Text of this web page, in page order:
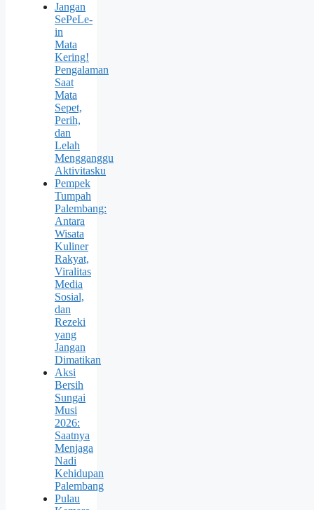
Jangan
SePeLe-
in
Mata
Kering!
Pengalaman
Saat
Mata
Sepet,
Perih,
dan
Lelah
Mengganggu
Aktivitasku
Pempek
Tumpah
Palembang:
Antara
Wisata
Kuliner
Rakyat,
Viralitas
Media
Sosial,
dan
Rezeki
yang
Jangan
Dimatikan
Aksi
Bersih
Sungai
Musi
2026:
Saatnya
Menjaga
Nadi
Kehidupan
Palembang
Pulau